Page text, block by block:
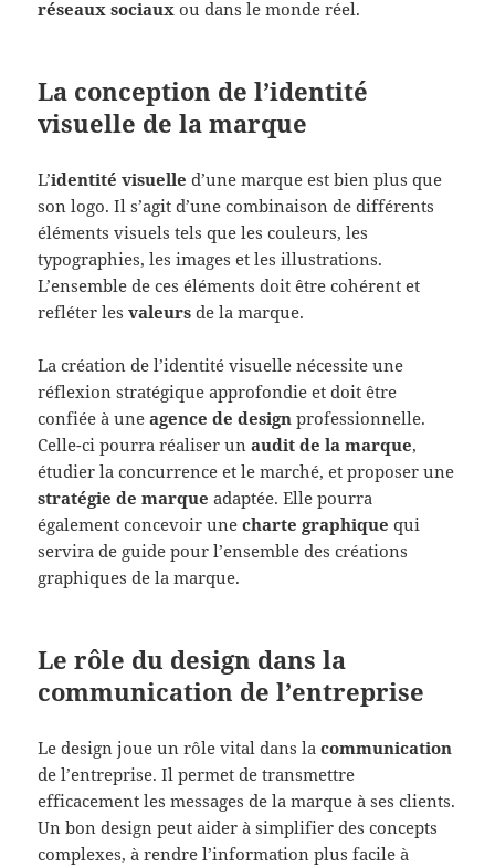
réseaux sociaux ou dans le monde réel.
La conception de l’identité
visuelle de la marque
L’identité visuelle d’une marque est bien plus que
son logo. Il s’agit d’une combinaison de différents
éléments visuels tels que les couleurs, les
typographies, les images et les illustrations.
L’ensemble de ces éléments doit être cohérent et
refléter lesvaleurs de la marque.
La création de l’identité visuelle nécessite une
réflexion stratégique approfondie et doit être
confiée à uneagence de design professionnelle.
Celle-ci pourra réaliser unaudit de la marque,
étudier la concurrence et le marché, et proposer une
stratégie de marque adaptée. Elle pourra
également concevoir unecharte graphique qui
servira de guide pour l’ensemble des créations
graphiques de la marque.
Le rôle du design dans la
communication de l’entreprise
Le design joue un rôle vital dans lacommunication
de l’entreprise. Il permet de transmettre
efficacement les messages de la marque à ses clients.
Un bon design peut aider à simplifier des concepts
complexes, à rendre l’information plus facile à